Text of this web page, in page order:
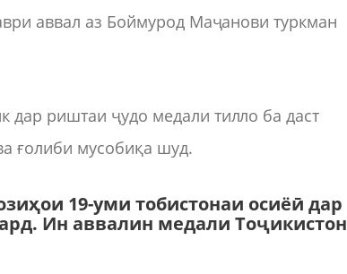
аввал аз Боймурод Маҷанови туркман
риштаи ҷудо медали тилло ба даст
ғолиби мусобиқа шуд.
19-уми тобистонаи осиёӣ дар
Ин аввалин медали Тоҷикистон